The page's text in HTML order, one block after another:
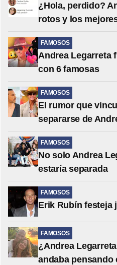
¿Hola, perdido?
rotos y los
FAMOSOS
Andrea Legarreta
con 6 famosas
FAMOSOS
El rumor que
separarse de
FAMOSOS
No solo Andrea
estaría separada
FAMOSOS
Erik Rubín festeja
FAMOSOS
¿Andrea
andaba pensando